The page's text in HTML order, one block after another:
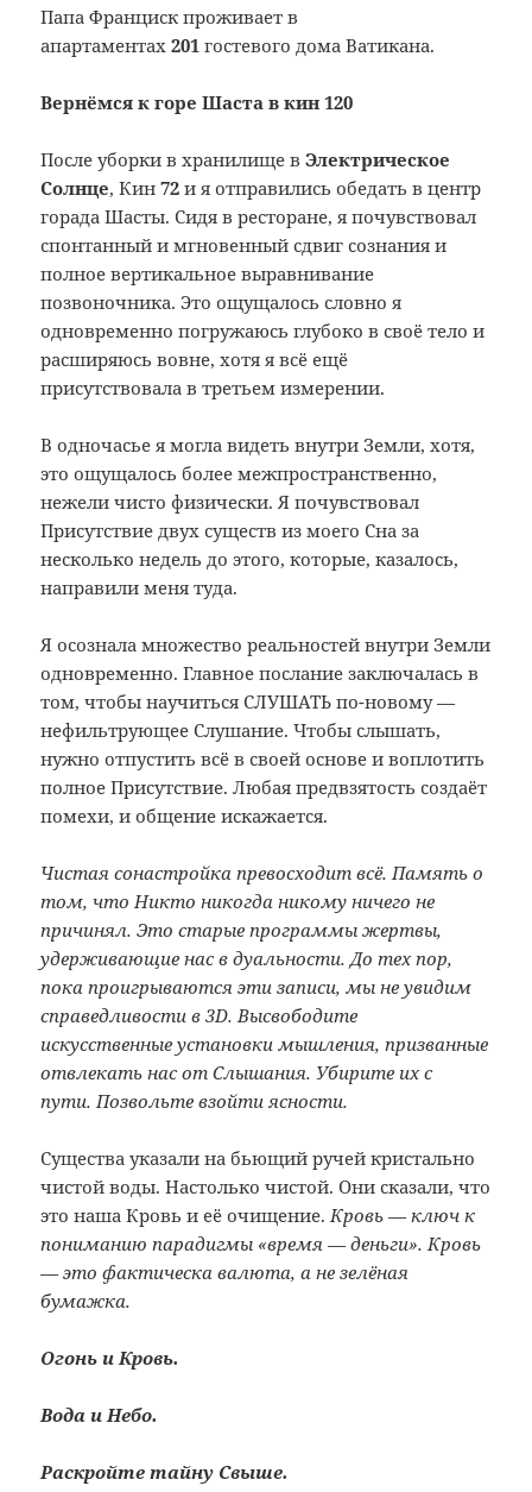
Папа Франциск проживает в
апартаментах 201 гостевого дома Ватикана.
Вернёмся к горе Шаста в кин 120
После уборки в хранилище вЭлектрическое
Солнце, Кин 72 и я отправились обедать в центр
горада Шасты. Сидя в ресторане, я почувствовал
спонтанный и мгновенный сдвиг сознания и
полное вертикальное выравнивание
позвоночника. Это ощущалось словно я
одновременно погружаюсь глубоко в своё тело и
расширяюсь вовне, хотя я всё ещё
присутствовала в третьем измерении.
В одночасье я могла видеть внутри Земли, хотя,
это ощущалось более межпространственно,
нежели чисто физически. Я почувствовал
Присутствие двух существ из моего Сна за
несколько недель до этого, которые, казалось,
направили меня туда.
Я осознала множество реальностей внутри Земли
одновременно. Главное послание заключалась в
том, чтобы научиться СЛУШАТЬ по-новому —
нефильтрующее Слушание. Чтобы слышать,
нужно отпустить всё в своей основе и воплотить
полное Присутствие. Любая предвзятость создаёт
помехи, и общение искажается.
Чистая сонастройка превосходит всё. Память о
том, что Никто никогда никому ничего не
причинял. Это старые программы жертвы,
удерживающие нас в дуальности. До тех пор,
пока проигрываются эти записи, мы не увидим
справедливости в 3D. Высвободите
искусственные установки мышления, призванные
отвлекать нас от Слышания. Убирите их с
пути. Позвольте взойти ясности.
Существа указали на бьющий ручей кристально
чистой воды. Настолько чистой. Они сказали, что
это наша Кровь и её очищение. Кровь — ключ к
пониманию парадигмы «время — деньги». Кровь
— это фактическа валюта, а не зелёная
бумажка.
Огонь и Кровь.
Вода и Небо.
Раскройте тайну Свыше.